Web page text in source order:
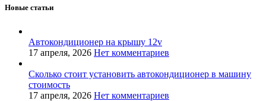
Новые статьи
Автокондиционер на крышу 12v
17 апреля, 2026 Нет комментариев
Сколько стоит установить автокондиционер в машину
стоимость
17 апреля, 2026 Нет комментариев